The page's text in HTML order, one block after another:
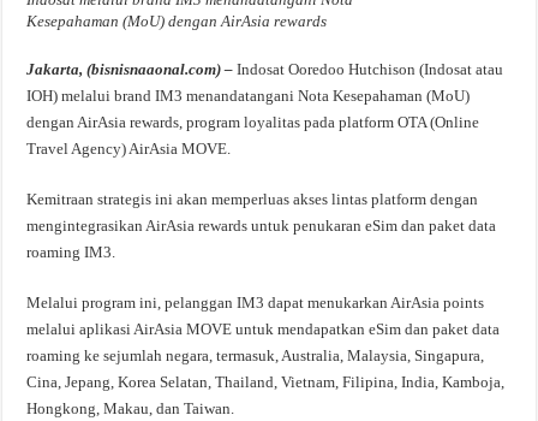
Kesepahaman (MoU) dengan AirAsia rewards
Jakarta, (bisnisnaaonal.com) – Indosat Ooredoo Hutchison (Indosat atau
IOH) melalui brand IM3 menandatangani Nota Kesepahaman (MoU)
dengan AirAsia rewards, program loyalitas pada platform OTA (Online
Travel Agency) AirAsia MOVE.
Kemitraan strategis ini akan memperluas akses lintas platform dengan
mengintegrasikan AirAsia rewards untuk penukaran eSim dan paket data
roaming IM3.
Melalui program ini, pelanggan IM3 dapat menukarkan AirAsia points
melalui aplikasi AirAsia MOVE untuk mendapatkan eSim dan paket data
roaming ke sejumlah negara, termasuk, Australia, Malaysia, Singapura,
Cina, Jepang, Korea Selatan, Thailand, Vietnam, Filipina, India, Kamboja,
Hongkong, Makau, dan Taiwan.